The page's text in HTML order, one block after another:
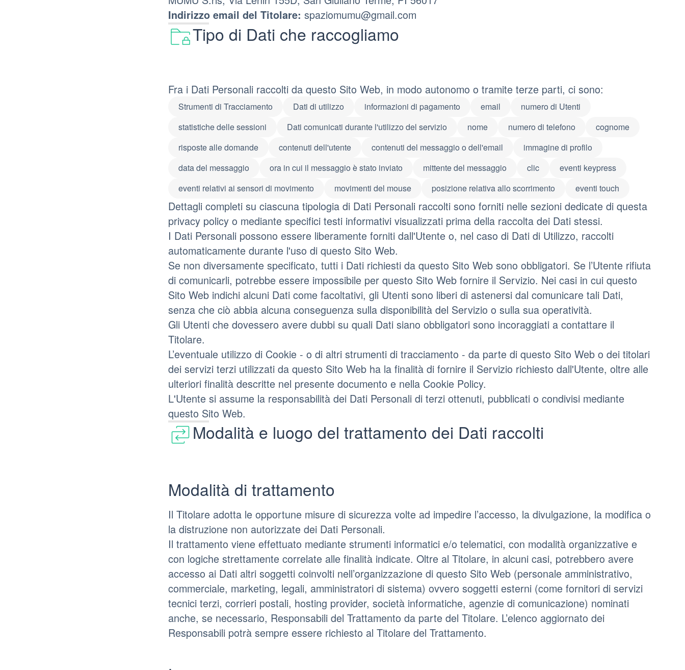
Indirizzo email del Titolare: spaziomumu@gmail.com
Tipo di Dati che raccogliamo
Fra i Dati Personali raccolti da questo Sito Web, in modo autonomo o tramite terze parti, ci sono:
Strumenti di Tracciamento Dati di utilizzo informazioni di pagamento email
numero di Utenti
statistiche delle sessioni
Dati comunicati durante l'utilizzo del servizio nome numero di telefono
cognome
risposte alle domande
contenuti dell'utente contenuti del messaggio o dell'email
immagine di profilo
data del messaggio
ora in cui il messaggio è stato inviato mittente del messaggio clic
eventi keypress
eventi relativi ai sensori di movimento
movimenti del mouse posizione relativa allo scorrimento eventi touch
Dettagli completi su ciascuna tipologia di Dati Personali raccolti sono forniti nelle sezioni dedicate di questa
privacy policy o mediante specifici testi informativi visualizzati prima della raccolta dei Dati stessi.
I Dati Personali possono essere liberamente forniti dall'Utente o, nel caso di Dati di Utilizzo, raccolti
automaticamente durante l'uso di questo Sito Web.
Se non diversamente specificato, tutti i Dati richiesti da questo Sito Web sono obbligatori. Se l’Utente rifiuta
di comunicarli, potrebbe essere impossibile per questo Sito Web fornire il Servizio. Nei casi in cui questo
Sito Web indichi alcuni Dati come facoltativi, gli Utenti sono liberi di astenersi dal comunicare tali Dati,
senza che ciò abbia alcuna conseguenza sulla disponibilità del Servizio o sulla sua operatività.
Gli Utenti che dovessero avere dubbi su quali Dati siano obbligatori sono incoraggiati a contattare il
Titolare.
L’eventuale utilizzo di Cookie - o di altri strumenti di tracciamento - da parte di questo Sito Web o dei titolari
dei servizi terzi utilizzati da questo Sito Web ha la finalità di fornire il Servizio richiesto dall'Utente, oltre alle
ulteriori finalità descritte nel presente documento e nella Cookie Policy.
L'Utente si assume la responsabilità dei Dati Personali di terzi ottenuti, pubblicati o condivisi mediante
questo Sito Web.
Modalità e luogo del trattamento dei Dati raccolti
Modalità di trattamento
Il Titolare adotta le opportune misure di sicurezza volte ad impedire l’accesso, la divulgazione, la modifica o
la distruzione non autorizzate dei Dati Personali.
Il trattamento viene effettuato mediante strumenti informatici e/o telematici, con modalità organizzative e
con logiche strettamente correlate alle finalità indicate. Oltre al Titolare, in alcuni casi, potrebbero avere
accesso ai Dati altri soggetti coinvolti nell’organizzazione di questo Sito Web (personale amministrativo,
commerciale, marketing, legali, amministratori di sistema) ovvero soggetti esterni (come fornitori di servizi
tecnici terzi, corrieri postali, hosting provider, società informatiche, agenzie di comunicazione) nominati
anche, se necessario, Responsabili del Trattamento da parte del Titolare. L’elenco aggiornato dei
Responsabili potrà sempre essere richiesto al Titolare del Trattamento.